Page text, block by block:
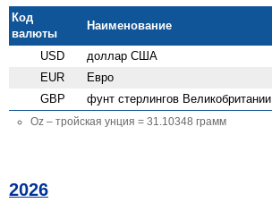
Код
валюты
Наименование
USD доллар США
EUR Евро
GBP фунт стерлингов Велико­британии
Oz – тройская унция = 31.10348 грамм
2026